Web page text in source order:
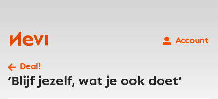
Nevi
Account
Deal!
‘Blijf jezelf, wat je ook doet’